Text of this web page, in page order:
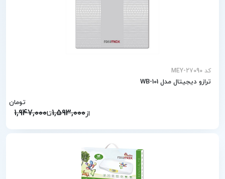
کد MEY-27090
ترازو دیجیتال مدل WB-101
از1,593,000تا1,947,000
تومان